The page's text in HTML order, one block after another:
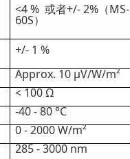
<4 % 或者+/- 2%（MS-
60S）
+/- 1 %
Approx. 10 µV/W/m²
< 100 Ω
-40 - 80 °C
0 - 2000 W/m²
285 - 3000 nm